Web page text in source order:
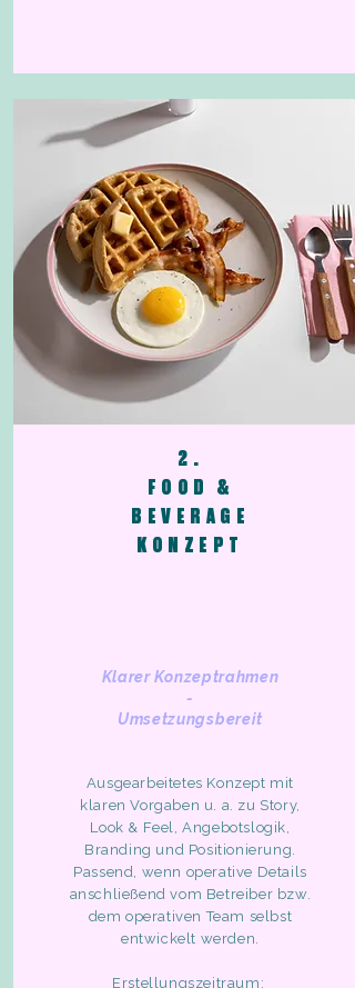
2.
FOOD &
BEVERAGE
KONZEPT
Klarer Konzeptrahmen
-
Umsetzungsbereit
Ausgearbeitetes Konzept mit
klaren Vorgaben u. a. zu Story,
Look & Feel, Angebotslogik,
Branding und Positionierung.
Passend, wenn operative Details
anschließend vom Betreiber bzw.
dem operativen Team selbst
entwickelt werden.
Erstellungszeitraum: